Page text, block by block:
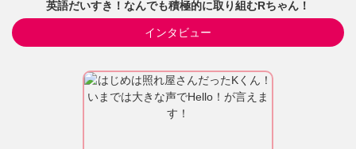
英語だいすき！なんでも積極的に取り組むRちゃん！
インタビュー